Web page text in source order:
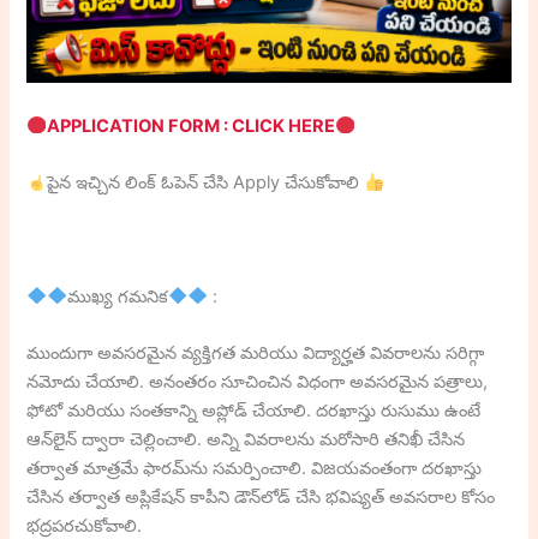
APPLICATION FORM : CLICK HERE
పైన ఇచ్చిన లింక్ ఓపెన్ చేసి Apply చేసుకోవాలి
ముఖ్య గమనిక :
ముందుగా అవసరమైన వ్యక్తిగత మరియు విద్యార్హత వివరాలను సరిగ్గా
నమోదు చేయాలి. అనంతరం సూచించిన విధంగా అవసరమైన పత్రాలు,
ఫోటో మరియు సంతకాన్ని అప్లోడ్ చేయాలి. దరఖాస్తు రుసుము ఉంటే
ఆన్‌లైన్ ద్వారా చెల్లించాలి. అన్ని వివరాలను మరోసారి తనిఖీ చేసిన
తర్వాత మాత్రమే ఫారమ్‌ను సమర్పించాలి. విజయవంతంగా దరఖాస్తు
చేసిన తర్వాత అప్లికేషన్ కాపీని డౌన్‌లోడ్ చేసి భవిష్యత్ అవసరాల కోసం
భద్రపరచుకోవాలి.